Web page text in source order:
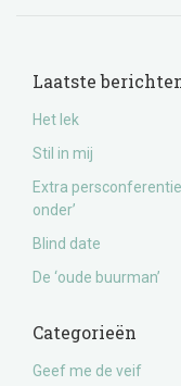
Laatste
Het lek
Stil in mij
Extra
onder’
Blind date
De ‘oude buurman’
Categorieën
Geef me de veif